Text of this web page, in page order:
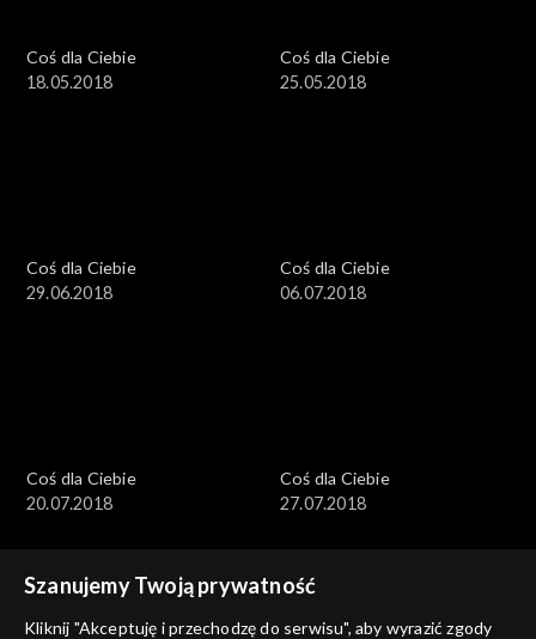
Coś dla Ciebie
18.05.2018
Coś dla Ciebie
25.05.2018
Coś dla Ciebie
29.06.2018
Coś dla Ciebie
06.07.2018
Coś dla Ciebie
20.07.2018
Coś dla Ciebie
27.07.2018
Szanujemy Twoją prywatność
Kliknij "Akceptuję i przechodzę do serwisu", aby wyrazić zgody